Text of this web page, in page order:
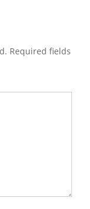
Required fields